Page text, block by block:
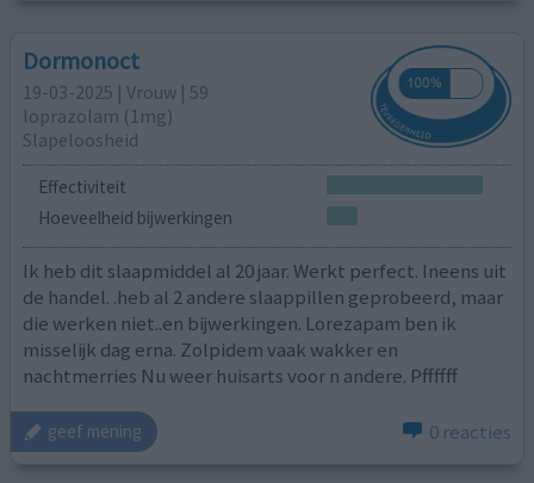
Dormonoct
19-03-2025 | Vrouw | 59
loprazolam (1mg)
Slapeloosheid
Effectiviteit
Hoeveelheid bijwerkingen
Ik heb dit slaapmiddel al 20 jaar. Werkt perfect. Ineens uit
de handel. .heb al 2 andere slaappillen geprobeerd, maar
die werken niet..en bijwerkingen. Lorezapam ben ik
misselijk dag erna. Zolpidem vaak wakker en
nachtmerries Nu weer huisarts voor n andere. Pffffff
geef mening 0 reacties